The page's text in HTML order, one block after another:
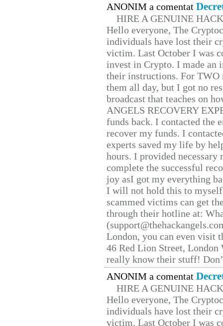
ANONIM a comentat
HIRE A GENUINE
Hello everyone, The
individuals have lost their
victim. Last October I was
invest in Crypto. I made
their instructions. For TWO
them all day, but I got no
broadcast that teaches on
ANGELS RECOVERY
funds back. I contacted the
recover my funds. I
experts saved my life by
hours. I provided
complete the successful
joy asI got my everything
I will not hold this to
scammed victims can get
through their hotline at:
London, you can even visit
46 Red Lion Street, London
really know their stuff!
ANONIM a comentat
HIRE A GENUINE
Hello everyone, The
individuals have lost their
victim. Last October I was